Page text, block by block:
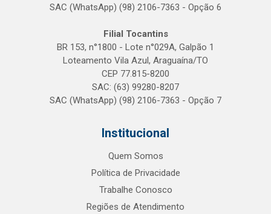
SAC (WhatsApp) (98) 2106-7363 - Opção 6
Filial Tocantins
BR 153, n°1800 - Lote n°029A, Galpão 1
Loteamento Vila Azul, Araguaína/TO
CEP 77.815-8200
SAC: (63) 99280-8207
SAC (WhatsApp) (98) 2106-7363 - Opção 7
Institucional
Quem Somos
Política de Privacidade
Trabalhe Conosco
Regiões de Atendimento